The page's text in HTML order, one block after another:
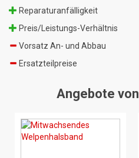
Reparaturanfälligkeit
Preis/Leistungs-Verhältnis
Vorsatz An- und Abbau
Ersatzteilpreise
Angebote von